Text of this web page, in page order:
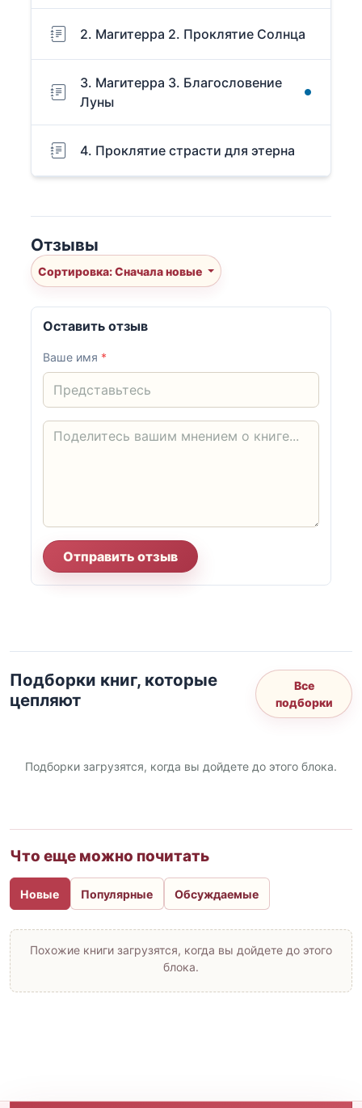
2. Магитерра 2. Проклятие Солнца
3. Магитерра 3. Благословение
Луны
4. Проклятие страсти для этерна
Отзывы
Сортировка: Сначала новые
Оставить отзыв
Ваше имя *
Отправить отзыв
Подборки книг, которые
цепляют
Все
подборки
Подборки загрузятся, когда вы дойдете до этого блока.
Что еще можно почитать
Новые Популярные Обсуждаемые
Похожие книги загрузятся, когда вы дойдете до этого
блока.